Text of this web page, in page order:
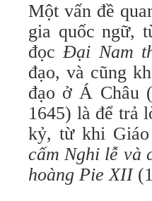
Một vấn đề
gia quốc ngữ,
đọcĐại Nam
đạo, và cũng
đạo ở Á Châu
1645) là để trả
cấm Nghi lễ và
hoàng Pie XII